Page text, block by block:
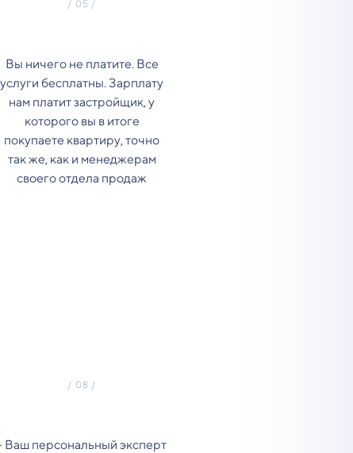
Вы ничего не платите. Все
услуги бесплатны. Зарплату
нам платит застройщик, у
которого вы в итоге
покупаете квартиру, точно
так же, как и менеджерам
своего отдела продаж
Ваш персональный эксперт